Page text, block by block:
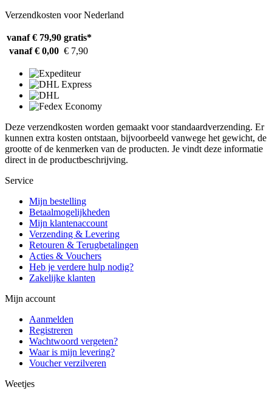
Verzendkosten voor Nederland
vanaf € 79,90 gratis*
vanaf € 0,00 € 7,90
Deze verzendkosten worden gemaakt voor standaardverzending. Er
kunnen extra kosten ontstaan, bijvoorbeeld vanwege het gewicht, de
grootte of de kenmerken van de producten. Je vindt deze informatie
direct in de productbeschrijving.
Service
Mijn bestelling
Betaalmogelijkheden
Mijn klantenaccount
Verzending & Levering
Retouren & Terugbetalingen
Acties & Vouchers
Heb je verdere hulp nodig?
Zakelijke klanten
Mijn account
Aanmelden
Registreren
Wachtwoord vergeten?
Waar is mijn levering?
Voucher verzilveren
Weetjes